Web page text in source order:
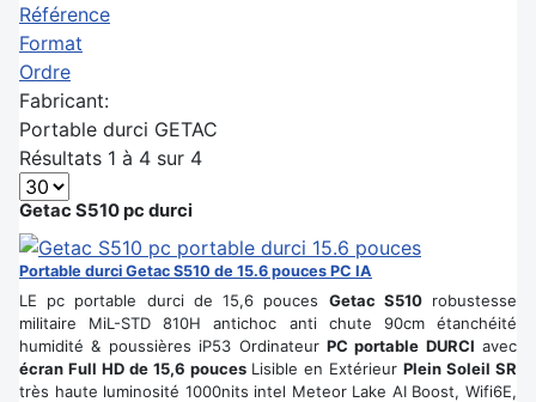
Référence
Format
Ordre
Fabricant:
Portable durci GETAC
Résultats 1 à 4 sur 4
Getac S510 pc durci
Portable durci Getac S510 de 15.6 pouces PC IA
LE pc portable durci de 15,6 pouces Getac S510robustesse
militaire MiL-STD 810H antichoc anti chute 90cm étanchéité
humidité & poussières iP53 Ordinateur PC portable DURCI avec
écran Full HD de 15,6 poucesLisible en ExtérieurPlein Soleil SR
très haute luminosité 1000nits intel Meteor Lake AI Boost, Wifi6E,